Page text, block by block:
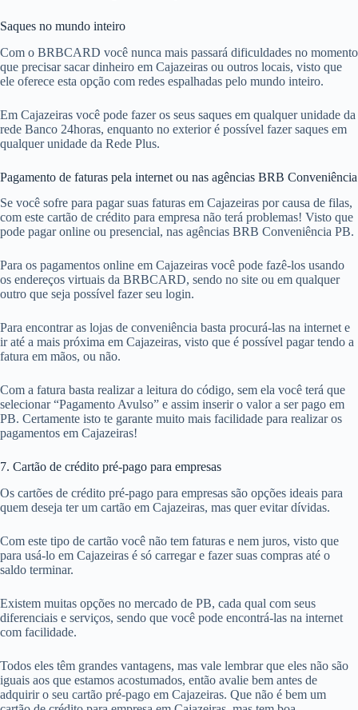
Saques no mundo inteiro
Com o BRBCARD você nunca mais passará dificuldades no momento
que precisar sacar dinheiro em Cajazeiras ou outros locais, visto que
ele oferece esta opção com redes espalhadas pelo mundo inteiro.
Em Cajazeiras você pode fazer os seus saques em qualquer unidade da
rede Banco 24horas, enquanto no exterior é possível fazer saques em
qualquer unidade da Rede Plus.
Pagamento de faturas pela internet ou nas agências BRB Conveniência
Se você sofre para pagar suas faturas em Cajazeiras por causa de filas,
com este cartão de crédito para empresa não terá problemas! Visto que
pode pagar online ou presencial, nas agências BRB Conveniência PB.
Para os pagamentos online em Cajazeiras você pode fazê-los usando
os endereços virtuais da BRBCARD, sendo no site ou em qualquer
outro que seja possível fazer seu login.
Para encontrar as lojas de conveniência basta procurá-las na internet e
ir até a mais próxima em Cajazeiras, visto que é possível pagar tendo a
fatura em mãos, ou não.
Com a fatura basta realizar a leitura do código, sem ela você terá que
selecionar “Pagamento Avulso” e assim inserir o valor a ser pago em
PB. Certamente isto te garante muito mais facilidade para realizar os
pagamentos em Cajazeiras!
7. Cartão de crédito pré-pago para empresas
Os cartões de crédito pré-pago para empresas são opções ideais para
quem deseja ter um cartão em Cajazeiras, mas quer evitar dívidas.
Com este tipo de cartão você não tem faturas e nem juros, visto que
para usá-lo em Cajazeiras é só carregar e fazer suas compras até o
saldo terminar.
Existem muitas opções no mercado de PB, cada qual com seus
diferenciais e serviços, sendo que você pode encontrá-las na internet
com facilidade.
Todos eles têm grandes vantagens, mas vale lembrar que eles não são
iguais aos que estamos acostumados, então avalie bem antes de
adquirir o seu cartão pré-pago em Cajazeiras. Que não é bem um